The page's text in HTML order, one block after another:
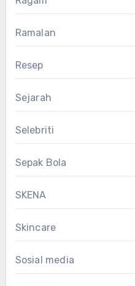
Ramalan
Resep
Sejarah
Selebriti
Sepak Bola
SKENA
Skincare
Sosial media